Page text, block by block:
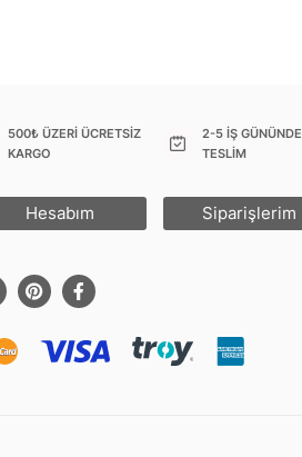
500₺ ÜZERİ ÜCRETSİZ
KARGO
2-5 İŞ GÜNÜNDE
TESLİM
Hesabım Siparişlerim